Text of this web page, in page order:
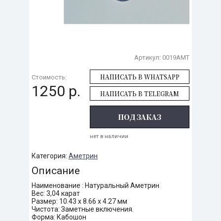
Артикул: 0019AMT
Стоимость:
1250 р.
НАПИСАТЬ В WHATSAPP
НАПИСАТЬ В TELEGRAM
ПОД ЗАКАЗ
нет в наличии
Категория: Аметрин
Описание
Наименование : Натуральный Аметрин
Вес: 3,04 карат
Размер: 10.43 х 8.66 х 4.27 мм
Чистота: Заметные включения.
Форма: Кабошон